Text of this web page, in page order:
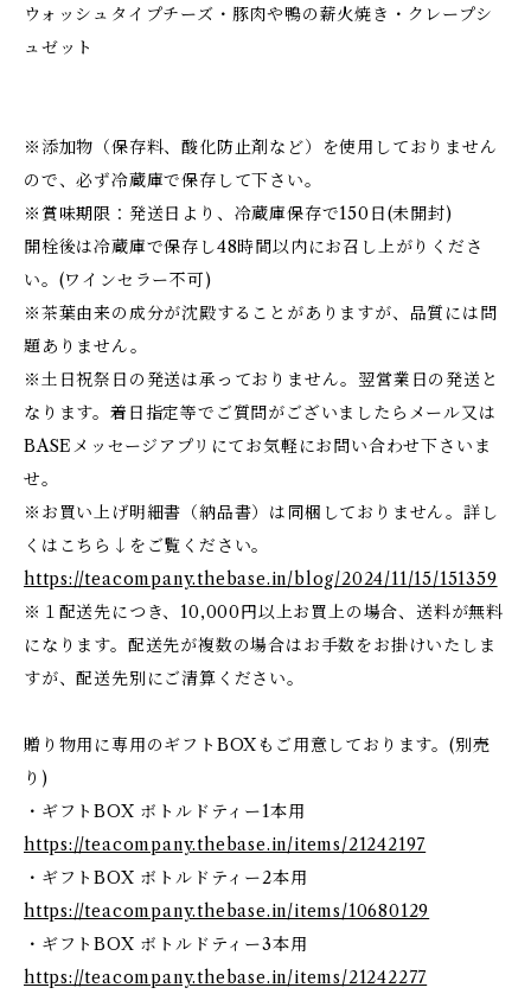
ウォッシュタイプチーズ・豚肉や鴨の薪火焼き・クレープシ
ュゼット
※添加物（保存料、酸化防止剤など）を使用しておりません
ので、必ず冷蔵庫で保存して下さい。
※賞味期限：発送日より、冷蔵庫保存で150日(未開封)
開栓後は冷蔵庫で保存し48時間以内にお召し上がりくださ
い。(ワインセラー不可)
※茶葉由来の成分が沈殿することがありますが、品質には問
題ありません。
※土日祝祭日の発送は承っておりません。翌営業日の発送と
なります。着日指定等でご質問がございましたらメール又は
BASEメッセージアプリにてお気軽にお問い合わせ下さいま
せ。
※お買い上げ明細書（納品書）は同梱しておりません。詳し
くはこちら↓をご覧ください。
https://teacompany.thebase.in/blog/2024/11/15/151359
※１配送先につき、10,000円以上お買上の場合、送料が無料
になります。配送先が複数の場合はお手数をお掛けいたしま
すが、配送先別にご清算ください。
贈り物用に専用のギフトBOXもご用意しております。(別売
り)
・ギフトBOX ボトルドティー1本用
https://teacompany.thebase.in/items/21242197
・ギフトBOX ボトルドティー2本用
https://teacompany.thebase.in/items/10680129
・ギフトBOX ボトルドティー3本用
https://teacompany.thebase.in/items/21242277